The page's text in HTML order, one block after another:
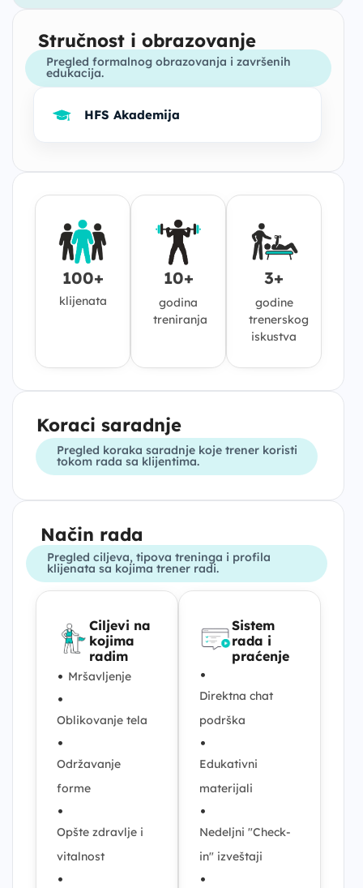
Stručnost i obrazovanje
Pregled formalnog obrazovanja i završenih
edukacija.
HFS Akademija
100+
klijenata
10+
godina
treniranja
3+
godine
trenerskog
iskustva
Koraci saradnje
Pregled koraka saradnje koje trener koristi
tokom rada sa klijentima.
Način rada
Pregled ciljeva, tipova treninga i profila
klijenata sa kojima trener radi.
Ciljevi na
kojima
radim
• Mršavljenje
•
Oblikovanje tela
•
Održavanje
forme
•
Opšte zdravlje i
vitalnost
•
Sistem
rada i
praćenje
•
Direktna chat
podrška
•
Edukativni
materijali
•
Nedeljni "Check-
in" izveštaji
•